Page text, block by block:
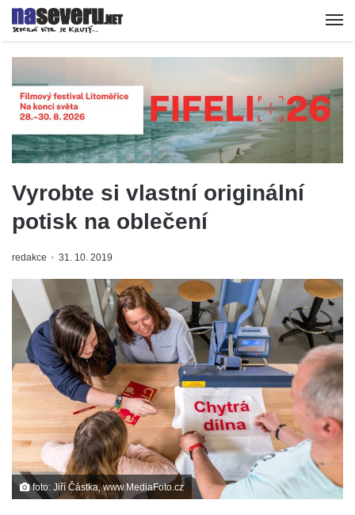
Vyrobte si vlastní originální
potisk na oblečení
redakce 31. 10. 2019
foto: Jiří Částka, www.MediaFoto.cz